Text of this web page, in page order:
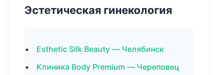
Эстетическая гинекология
Esthetic Silk Beauty — Челябинск
Клиника Body Premium — Череповец